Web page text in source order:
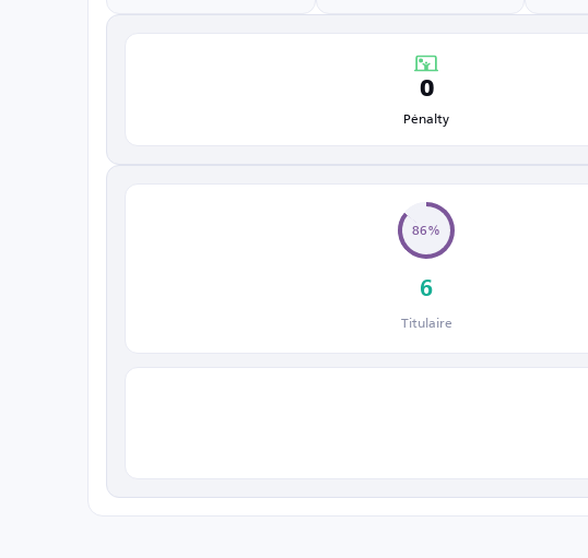
0
Pénalty
86%
6
Titulaire